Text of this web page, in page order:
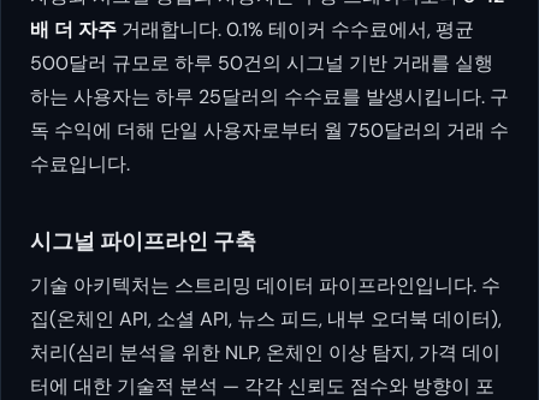
배 더 자주 거래합니다. 0.1% 테이커 수수료에서, 평균
500달러 규모로 하루 50건의 시그널 기반 거래를 실행
하는 사용자는 하루 25달러의 수수료를 발생시킵니다. 구
독 수익에 더해 단일 사용자로부터 월 750달러의 거래 수
수료입니다.
시그널 파이프라인 구축
기술 아키텍처는 스트리밍 데이터 파이프라인입니다. 수
집(온체인 API, 소셜 API, 뉴스 피드, 내부 오더북 데이터),
처리(심리 분석을 위한 NLP, 온체인 이상 탐지, 가격 데이
터에 대한 기술적 분석 — 각각 신뢰도 점수와 방향이 포